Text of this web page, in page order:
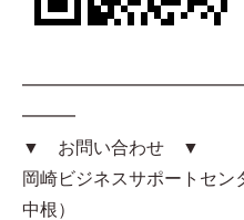
━━━
▼ お問い合わせ ▼
岡崎ビジネスサポートセン
中根）